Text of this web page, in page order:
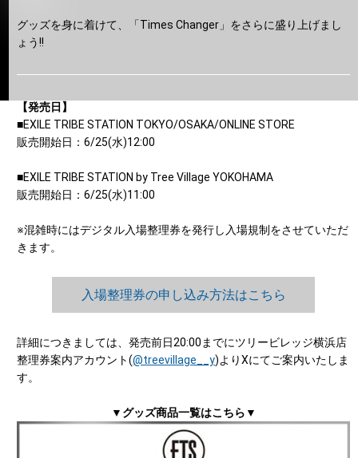
グッズを身に着けて、「Times Changer」をさらに盛り上げまし
ょう!!
【発売日】
■EXILE TRIBE STATION TOKYO/OSAKA/ONLINE STORE
販売開始日：6/25(水)12:00
■EXILE TRIBE STATION by Tree Village YOKOHAMA
販売開始日：6/25(水)11:00
※混雑時にはデジタル入場整理券を発行し入場規制をさせていただ
きます。
入場整理券の申し込み方法はこちら
詳細につきましては、発売前日20:00までにツリービレッジ横浜店
整理券案内アカウント(@treevillage__y)よりXにてご案内いたしま
す。
▼グッズ商品一覧はこちら▼